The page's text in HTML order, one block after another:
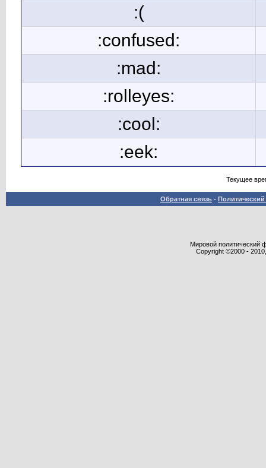
:(
:confused:
:mad:
:rolleyes:
:cool:
:eek:
Текущее
Обратная связь -
Мировой политический
Copyright ©2000 -